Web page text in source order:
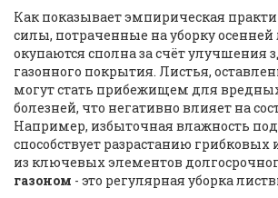
Как показывает эмпирическая
силы, потраченные на уборку осенней
окупаются сполна за счёт улучшения
газонного покрытия. Листья,
могут стать прибежищем для
болезней, что негативно влияет на
Например, избыточная влажность
способствует разрастанию
из ключевых элементов
газоном - это регулярная уборка